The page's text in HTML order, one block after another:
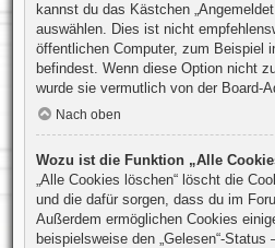
kannst du das Kästchen
auswählen. Dies ist nicht
öffentlichen Computer, zum Beispiel
befindest. Wenn diese Option nicht
wurde sie vermutlich von der Board-
Nach oben
Wozu ist die Funktion „Alle
„Alle Cookies löschen“ löscht die
und die dafür sorgen, dass du im
Außerdem ermöglichen Cookies
beispielsweise den „Gelesen“-